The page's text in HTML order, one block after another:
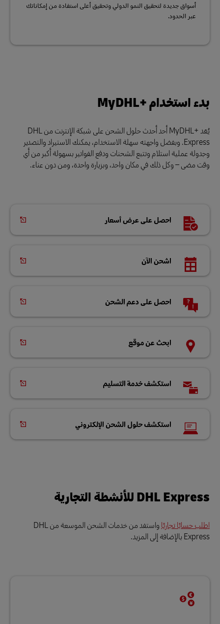
أسواق جديدة لتحقيق النمو الدولي وتحقيق أعلى استفادة من إمكاناتك
عبر الحدود.
بدء استخدام MyDHL+‎
يُعَد MyDHL+‎ أحد أحدث حلول الشحن على شبكة الإنترنت من DHL
Express. وبفضل واجهته سهلة الاستخدام، يمكنك الاستيراد والتصدير
وجدولة عملية استلام وتتبع الشحنات ودفع الفواتير بسهولة أكبر من أي
وقت مضى – وكل ذلك في مكان واحد، وبزيارة واحدة، ومن دون عناء.
احصل على عرض أسعار
اشحن الآن
احصل على دعم الشحن
ابحث عن موقع
استكشف خدمة التسليم
استكشف حلول الشحن الإلكتروني
DHL Express للأنشطة التجارية
اطلب حسابًا تجاريًا
واستفد من خدمات الشحن الموسعة من DHL
Express بالإضافة إلى المزيد.